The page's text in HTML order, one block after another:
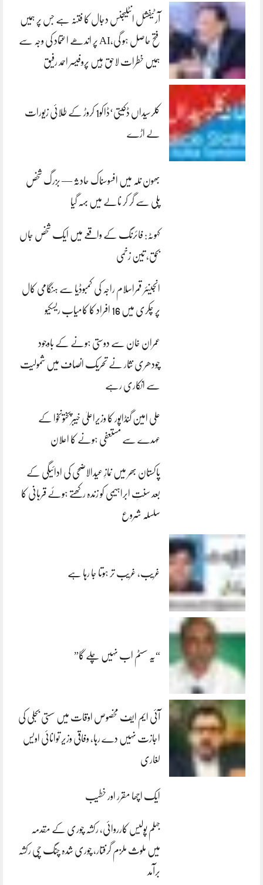
آرٹیفشل انٹلیجنس دجال کا فتنہ ہے جس پر ہمیں
فتح حاصل ہو گی،AI پر اندھے اعتماد کی وجہ سے
ہمیں خطرات لاحق ہیں پروفیسر احمد رفیق
کلرسیداں ڈکیتی‘ڈاکو1 کروڑ کے طلائی زیورات
لے اڑے
بھون نلہ میں افسوسناک حادثہ — بزرگ شخص
پلی سے گر کر نالے میں بہہ گیا
کہوٹہ: فائرنگ کے واقعے میں ایک شخص جاں
بحق، تین زخمی
انجینئر قمراسلام راجہ کی کمبوڈیا سے ہنگامی کال
پر چکری میں 16 افراد کا کامیاب ریسکیو
عمران خان سے دوستی ہونے کے باوجود
چودھری نثار نے تحریک انصاف میں شمولیت
سے انکاری رہے
علی امین گنڈاپور کا وزیراعلیٰ خیبرپختونخوا کے
عہدے سے مستعفی ہونے کا اعلان
پاکستان بھر میں نمازِ عیدالاضحی کی ادائیگی کے
بعد سنتِ ابراہیمی کو زندہ رکھتے ہوئے قربانی کا
سلسلہ شروع
غریب، غریب تر ہوتا جا رہا ہے
“یہ سسٹم اب نہیں چلے گا”
آئی ایم ایف مخصوص اوقات میں سستی بجلی کی
اجازت نہیں دے رہا، وفاقی وزیر توانائی اویس
لغاری
ایک اچھا مقرر اور خطیب
جہلم پولیس کارروائی، رکشہ چوری کے مقدمہ
میں ملوث ملزم گرفتار، چوری شدہ چنگ چی رکشہ
برآمد